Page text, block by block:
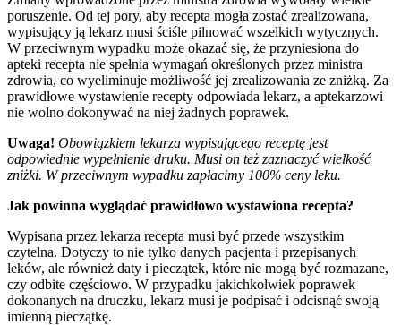
poruszenie. Od tej pory, aby recepta mogła zostać zrealizowana,
wypisujący ją lekarz musi ściśle pilnować wszelkich wytycznych.
W przeciwnym wypadku może okazać się, że przyniesiona do
apteki recepta nie spełnia wymagań określonych przez ministra
zdrowia, co wyeliminuje możliwość jej zrealizowania ze zniżką. Za
prawidłowe wystawienie recepty odpowiada lekarz, a aptekarzowi
nie wolno dokonywać na niej żadnych poprawek.
Uwaga! Obowiązkiem lekarza wypisującego receptę jest
odpowiednie wypełnienie druku. Musi on też zaznaczyć wielkość
zniżki. W przeciwnym wypadku zapłacimy 100% ceny leku.
Jak powinna wyglądać prawidłowo wystawiona recepta?
Wypisana przez lekarza recepta musi być przede wszystkim
czytelna. Dotyczy to nie tylko danych pacjenta i przepisanych
leków, ale również daty i pieczątek, które nie mogą być rozmazane,
czy odbite częściowo. W przypadku jakichkolwiek poprawek
dokonanych na druczku, lekarz musi je podpisać i odcisnąć swoją
imienną pieczątkę.